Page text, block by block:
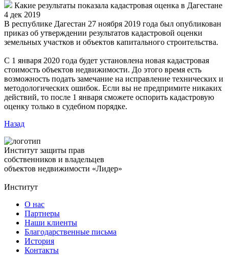
Какие результаты показала кадастровая оценка в Дагестане
4 дек 2019
В республике Дагестан 27 ноября 2019 года был опубликован
приказ об утверждении результатов кадастровой оценки
земельных участков и объектов капитального строительства.
С 1 января 2020 года будет установлена новая кадастровая
стоимость объектов недвижимости. До этого время есть
возможность подать замечание на исправление технических и
методологических ошибок. Если вы не предпримите никаких
действий, то после 1 января сможете оспорить кадастровую
оценку только в судебном порядке.
Назад
Институт защиты прав
собственников и владельцев
объектов недвижимости «Лидер»
Институт
О нас
Партнеры
Наши клиенты
Благодарственные письма
История
Контакты